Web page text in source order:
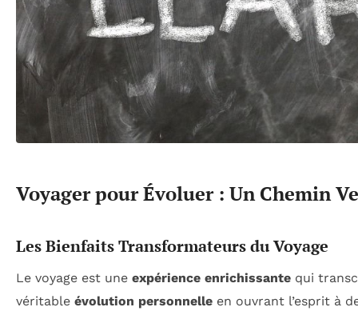
Voyager pour Évoluer : Un Chemin
Les Bienfaits Transformateurs du Voyage
Le voyage est une expérience enrichissante qui
véritable évolution personnelle en ouvrant l’esprit à